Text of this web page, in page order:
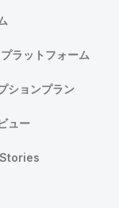
ラットフォーム
ションプラン
ュー